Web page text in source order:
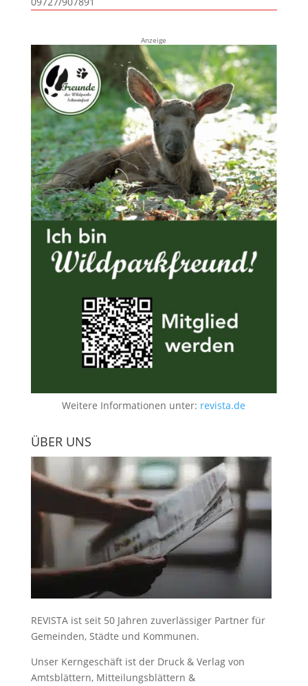
Anzeige
Weitere Informationen unter: revista.de
ÜBER UNS
REVISTA ist seit 50 Jahren zuverlässiger Partner für
Gemeinden, Städte und Kommunen.
Unser Kerngeschäft ist der Druck & Verlag von
Amtsblättern, Mitteilungsblättern &